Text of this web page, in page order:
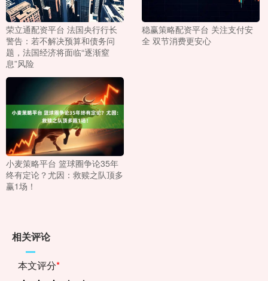
荣立通配资平台 法国央行行长
警告：若不解决预算和债务问
题，法国经济将面临“逐渐窒
息”风险
稳赢策略配资平台 关注支付安
全 双节消费更安心
小麦策略平台 篮球圈争论35年
终有定论？尤因：救赎之队顶多
赢1场！
相关评论
本文评分*